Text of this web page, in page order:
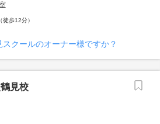
歩12分）
クールのオーナー様ですか？
見校